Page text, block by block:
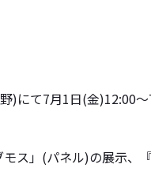
)にて7月1日(金)12:00
ス」(パネル)の展示、